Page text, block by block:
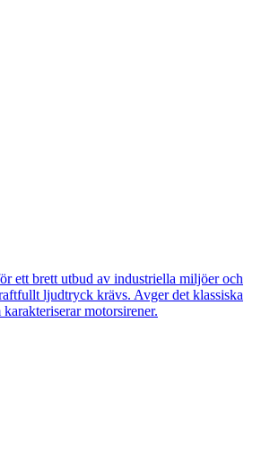
ett brett utbud av industriella miljöer och
ljudtryck krävs. Avger det klassiska
motorsirener.